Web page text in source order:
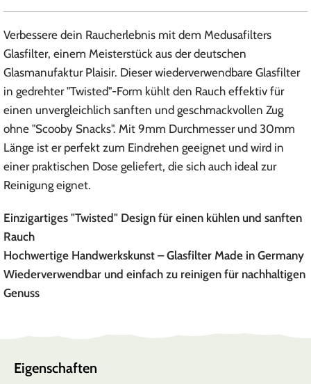
Verbessere dein Raucherlebnis mit dem Medusafilters
Glasfilter, einem Meisterstück aus der deutschen
Glasmanufaktur Plaisir. Dieser wiederverwendbare Glasfilter
in gedrehter "Twisted"-Form kühlt den Rauch effektiv für
einen unvergleichlich sanften und geschmackvollen Zug
ohne "Scooby Snacks". Mit 9mm Durchmesser und 30mm
Länge ist er perfekt zum Eindrehen geeignet und wird in
einer praktischen Dose geliefert, die sich auch ideal zur
Reinigung eignet.
Einzigartiges "Twisted" Design für einen kühlen und sanften
Rauch
Hochwertige Handwerkskunst – Glasfilter Made in Germany
Wiederverwendbar und einfach zu reinigen für nachhaltigen
Genuss
Eigenschaften